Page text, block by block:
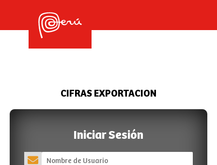
CIFRAS EXPORTACION
Iniciar Sesión